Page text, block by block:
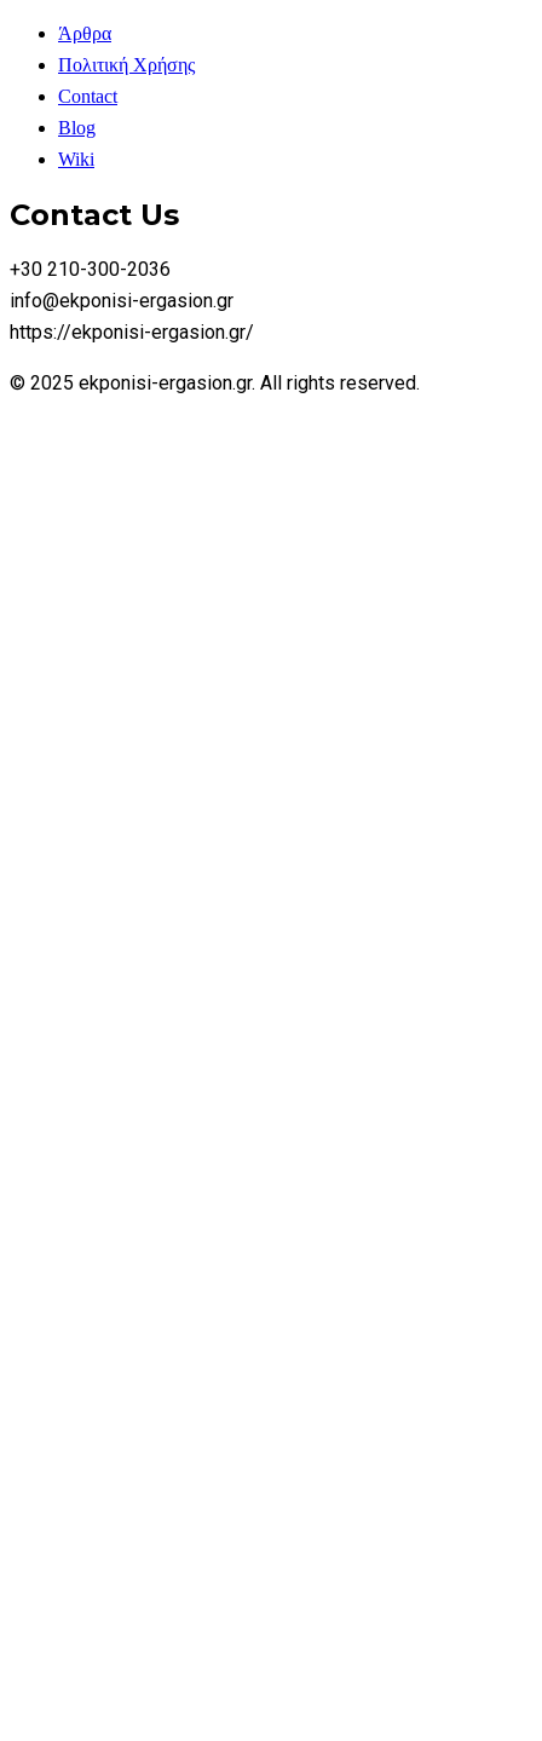
Άρθρα
Πολιτική Χρήσης
Contact
Blog
Wiki
Contact Us
+30 210-300-2036
info@ekponisi-ergasion.gr
https://ekponisi-ergasion.gr/
© 2025 ekponisi-ergasion.gr. All rights reserved.